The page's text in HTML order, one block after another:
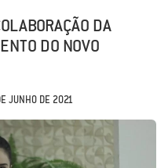
DA
DO NOVO
JUNHO DE 2021